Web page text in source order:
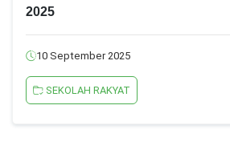
2025
10 September 2025
SEKOLAH RAKYAT